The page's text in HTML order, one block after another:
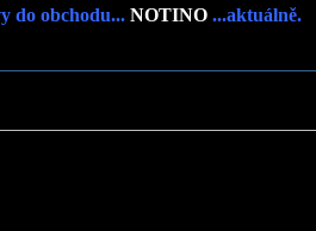
do obchodu... NOTINO ...aktuálně.